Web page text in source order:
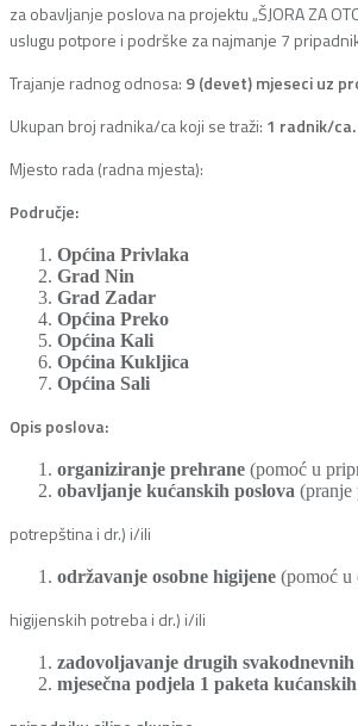
za obavljanje poslova na projektu „ŠJORA ZA
uslugu potpore i podrške za najmanje 7
Trajanje radnog odnosa: 9 (devet) mjeseci uz
Ukupan broj radnika/ca koji se traži: 1 radnik/ca.
Mjesto rada (radna mjesta):
Područje:
Općina Privlaka
Grad Nin
Grad Zadar
Općina Preko
Općina Kali
Općina Kukljica
Općina Sali
Opis poslova:
organiziranje prehrane (pomoć u
obavljanje kućanskih poslova (pranje
potrepština i dr.) i/ili
održavanje osobne higijene (pomoć u
higijenskih potreba i dr.) i/ili
zadovoljavanje drugih
mjesečna podjela 1 paketa